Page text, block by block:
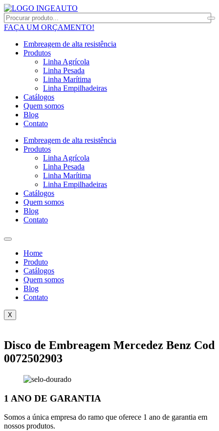
FAÇA UM ORÇAMENTO!
Embreagem de alta resistência
Produtos
Linha Agrícola
Linha Pesada
Linha Marítima
Linha Empilhadeiras
Catálogos
Quem somos
Blog
Contato
Embreagem de alta resistência
Produtos
Linha Agrícola
Linha Pesada
Linha Marítima
Linha Empilhadeiras
Catálogos
Quem somos
Blog
Contato
Home
Produto
Catálogos
Quem somos
Blog
Contato
X
Disco de Embreagem Mercedez Benz Cod
0072502903
1 ANO DE GARANTIA
Somos a única empresa do ramo que oferece 1 ano de garantia em
nossos produtos.